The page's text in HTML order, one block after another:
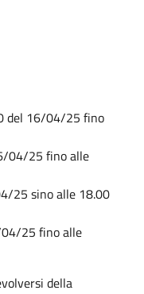
del 16/04/25 fino
04/25 fino alle
25 sino alle 18.00
25 fino alle
della